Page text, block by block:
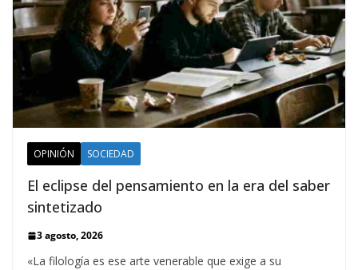
OPINIÓN SOCIEDAD
El eclipse del pensamiento en la era del saber
sintetizado
3 agosto, 2026
«La filología es ese arte venerable que exige a su